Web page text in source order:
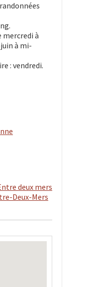
mercredi à
à mi-
: vendredi.
deux mers
Deux-Mers